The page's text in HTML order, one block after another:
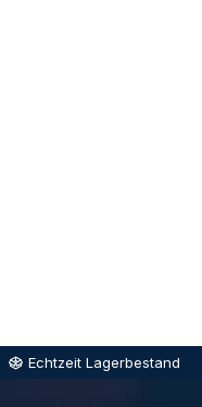
Echtzeit Lagerbestand